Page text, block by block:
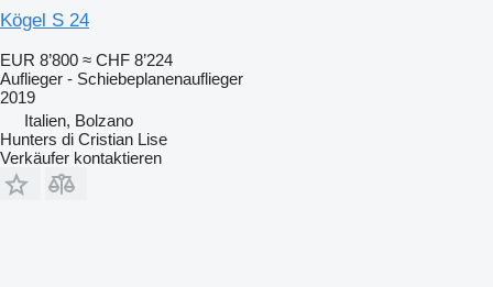
Kögel S 24
EUR 8’800 ≈ CHF 8’224
Auflieger - Schiebeplanenauflieger
2019
Italien, Bolzano
Hunters di Cristian Lise
Verkäufer kontaktieren